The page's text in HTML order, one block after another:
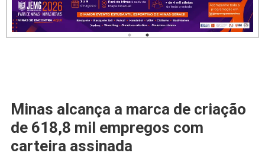
Minas alcança a marca de criação
de 618,8 mil empregos com
carteira assinada